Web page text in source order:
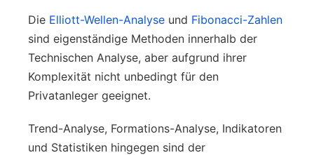
Die Elliott-Wellen-Analyse und Fibonacci-Zahlen
sind eigenständige Methoden innerhalb der
Technischen Analyse, aber aufgrund ihrer
Komplexität nicht unbedingt für den
Privatanleger geeignet.
Trend-Analyse, Formations-Analyse, Indikatoren
und Statistiken hingegen sind der